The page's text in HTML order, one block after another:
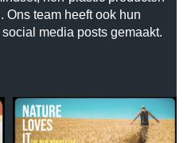
Ons team heeft ook hun
media posts gemaakt.